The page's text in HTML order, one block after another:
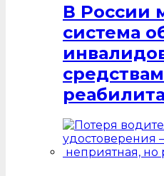
В России
система